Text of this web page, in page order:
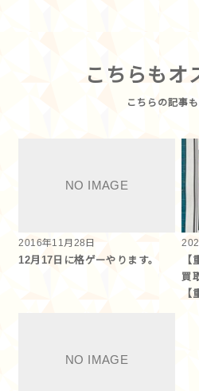
こちらもオ
2016年11月28日
12月17日に格ゲーやります。
【
買
【